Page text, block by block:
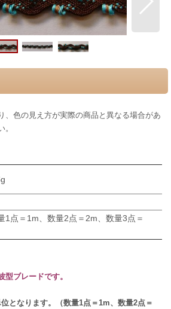
、色の見え方が実際の商品と異なる場合があ
1点＝1m、数量2点＝2m、数量3点＝
ブレードです。
となります。（数量1点＝1m、数量2点＝